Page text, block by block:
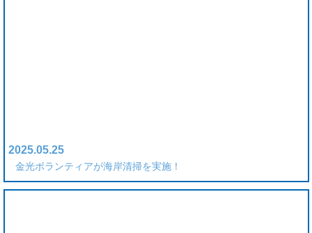
2025.05.25
金光ボランティアが海岸清掃を実施！